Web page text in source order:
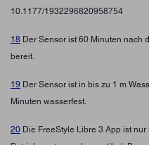
10.1177/1932296820958754
18 Der Sensor ist 60 Minuten nach
bereit.
19 Der Sensor ist in bis zu 1 m
Minuten wasserfest.
20 Die FreeStyle Libre 3 App ist